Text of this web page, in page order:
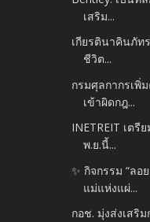
เสริม...
เกียรตินาคินภัท
ชีวิต...
กรมศุลกากรเพิ่
เข้าผิดกฎ...
INETREIT เตรี
พ.ย.นี้...
✨ กิจกรรม “ล
แม่แห่งแผ่...
กอช. มุ่งส่งเสริ